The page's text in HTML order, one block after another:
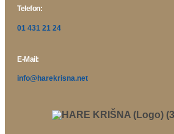
Telefon:
01 431 21 24
E-Mail:
info@harekrisna.net